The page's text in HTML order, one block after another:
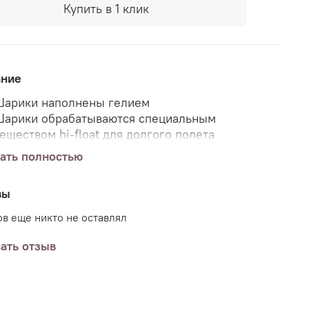
Купить в 1 клик
наполнены гелием
обрабатываются специальным
hi-float для долгого полета
входит:
шар фольгированный "Кошка радужная", 76
латексный шар "Пастель", 35см
полностью
еще никто не оставлял
отзыв